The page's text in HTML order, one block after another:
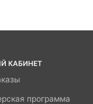
КАБИНЕТ
программа